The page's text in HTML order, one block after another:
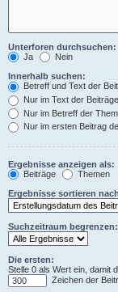
Unterforen durchsuchen:
Ja
Nein
Innerhalb suchen:
Betreff und Text der
Nur im Text der Beiträge
Nur im Betreff der
Nur im ersten Beitrag
Ergebnisse anzeigen als:
Beiträge
Themen
Ergebnisse sortieren
Suchzeitraum begrenzen:
Die ersten:
Stelle 0 als Wert ein, damit
Zeichen der